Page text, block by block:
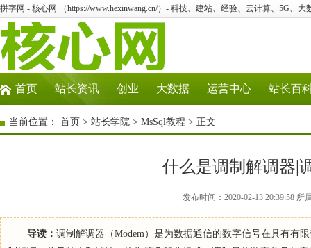
拼字网 - 核心网 （https://www.hexinwang.cn/）- 科技、建站、经验、云计算、5G、大
首页 站长资讯 创业 大数据 运营中心 站长百
当前位置： 首页 > 站长学院 > MsSql教程 > 正文
什么是调制解调器|
发布时间：2020-02-13 20:39:58
导读： 调制解调器（Modem）是为数据通信的数字信号在具有有